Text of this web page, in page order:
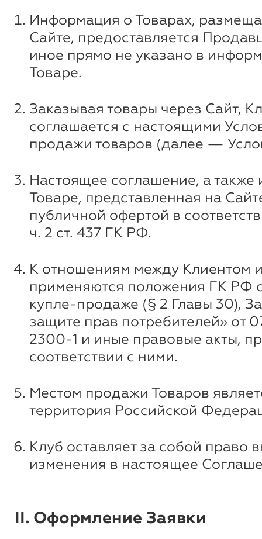
Информация о Товарах,
Сайте, предоставляется
иное прямо не указано в
Товаре.
Заказывая товары через Сайт,
соглашается с настоящими
продажи товаров (далее —
Настоящее соглашение, а
Товаре, представленная на
публичной офертой в
ч. 2 ст. 437 ГК РФ.
К отношениям между Клиентом
применяются положения ГК РФ
купле-продаже (§ 2 Главы 30),
защите прав потребителей» от
2300-1 и иные правовые акты,
соответствии с ними.
Местом продажи Товаров
территория Российской
Клуб оставляет за собой право
изменения в настоящее
II. Оформление Заявки